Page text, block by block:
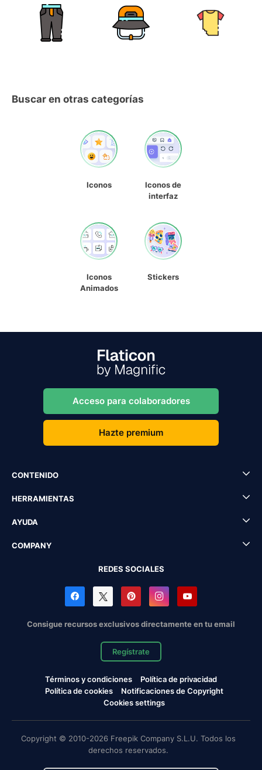
Buscar en otras categorías
Iconos
Iconos de
interfaz
Iconos
Animados
Stickers
Acceso para colaboradores
Hazte premium
CONTENIDO
HERRAMIENTAS
AYUDA
COMPANY
REDES SOCIALES
Consigue recursos exclusivos directamente en tu email
Regístrate
Términos y condiciones
Política de privacidad
Política de cookies
Notificaciones de Copyright
Cookies settings
Copyright © 2010-2026 Freepik Company S.L.U. Todos los
derechos reservados.